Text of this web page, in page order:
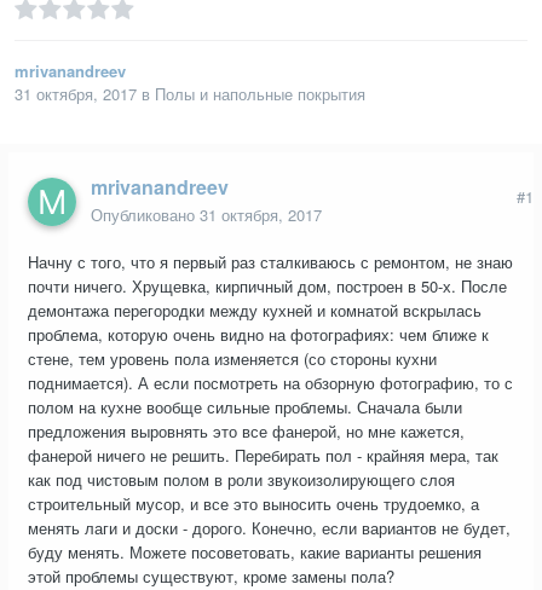
mrivanandreev
31 октября, 2017 в Полы и напольные покрытия
mrivanandreev
Опубликовано 31 октября, 2017
#1
Начну с того, что я первый раз сталкиваюсь с ремонтом, не знаю
почти ничего. Хрущевка, кирпичный дом, построен в 50-х. После
демонтажа перегородки между кухней и комнатой вскрылась
проблема, которую очень видно на фотографиях: чем ближе к
стене, тем уровень пола изменяется (со стороны кухни
поднимается). А если посмотреть на обзорную фотографию, то с
полом на кухне вообще сильные проблемы. Сначала были
предложения выровнять это все фанерой, но мне кажется,
фанерой ничего не решить. Перебирать пол - крайняя мера, так
как под чистовым полом в роли звукоизолирующего слоя
строительный мусор, и все это выносить очень трудоемко, а
менять лаги и доски - дорого. Конечно, если вариантов не будет,
буду менять. Можете посоветовать, какие варианты решения
этой проблемы существуют, кроме замены пола?